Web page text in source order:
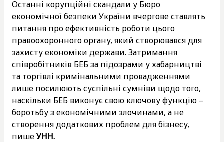
Останні корупційні скандали у Бюро
економічної безпеки України вчергове ставлять
питання про ефективність роботи цього
правоохоронного органу, який створювався для
захисту економіки держави. Затримання
співробітників БЕБ за підозрами у хабарництві
та торгівлі кримінальними провадженнями
лише посилюють суспільні сумніви щодо того,
наскільки БЕБ виконує свою ключову функцію –
боротьбу з економічними злочинами, а не
створення додаткових проблем для бізнесу,
пишеУНН.